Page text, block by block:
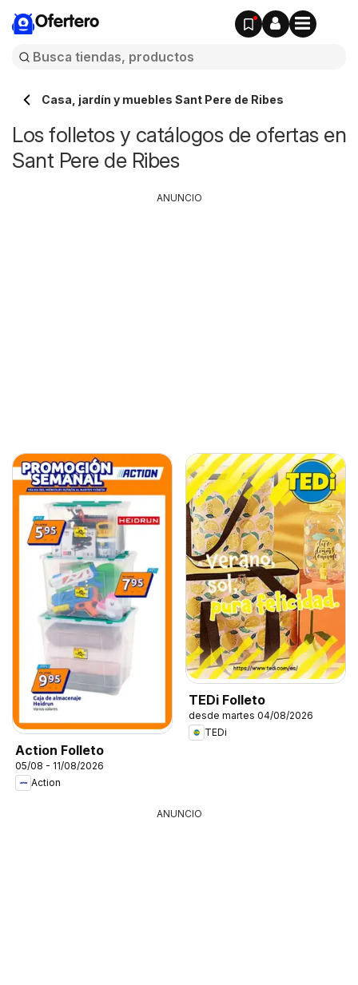
Ofertero
Casa, jardín y muebles Sant Pere de Ribes
Los folletos y catálogos de ofertas en
Sant Pere de Ribes
Action Folleto
05/08 - 11/08/2026
Action
TEDi Folleto
desde martes 04/08/2026
TEDi
ANUNCIO
ANUNCIO